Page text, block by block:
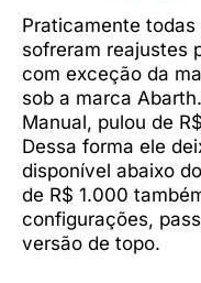
Praticamente
sofreram reajustes
com exceção da
sob a marca
Manual, pulou de
Dessa forma ele
disponível abaixo
de R$ 1.000
configurações,
versão de topo.